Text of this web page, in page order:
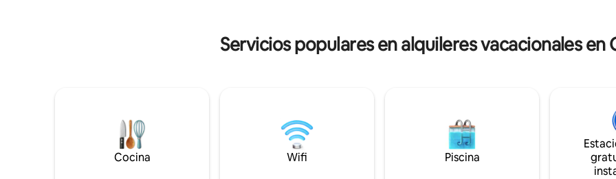
toallas, sin costo ✨ Te
Servicios populares en alquileres vacacionales en
Cocina Wifi Piscina